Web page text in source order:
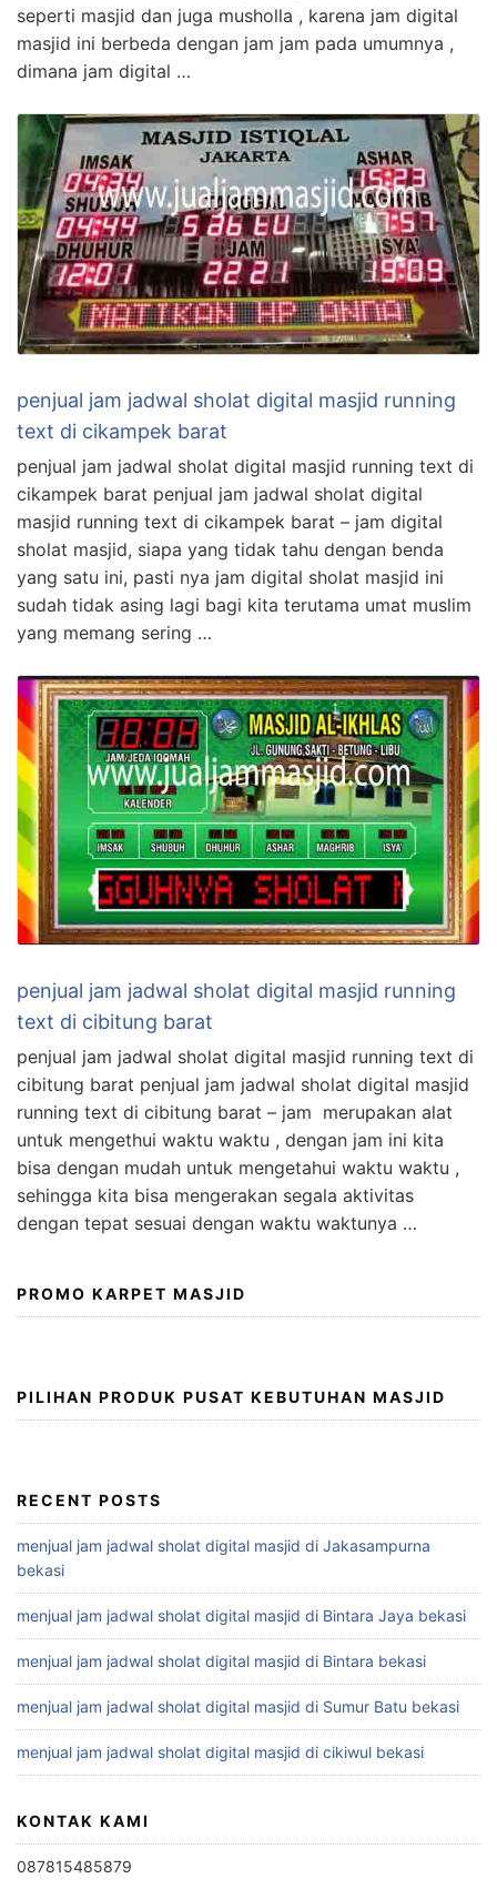
seperti masjid dan juga musholla , karena jam digital
masjid ini berbeda dengan jam jam pada umumnya ,
dimana jam digital …
penjual jam jadwal sholat digital masjid running
text di cikampek barat
penjual jam jadwal sholat digital masjid running text di
cikampek barat penjual jam jadwal sholat digital
masjid running text di cikampek barat – jam digital
sholat masjid, siapa yang tidak tahu dengan benda
yang satu ini, pasti nya jam digital sholat masjid ini
sudah tidak asing lagi bagi kita terutama umat muslim
yang memang sering …
penjual jam jadwal sholat digital masjid running
text di cibitung barat
penjual jam jadwal sholat digital masjid running text di
cibitung barat penjual jam jadwal sholat digital masjid
running text di cibitung barat – jam merupakan alat
untuk mengethui waktu waktu , dengan jam ini kita
bisa dengan mudah untuk mengetahui waktu waktu ,
sehingga kita bisa mengerakan segala aktivitas
dengan tepat sesuai dengan waktu waktunya …
PROMO KARPET MASJID
PILIHAN PRODUK PUSAT KEBUTUHAN MASJID
RECENT POSTS
menjual jam jadwal sholat digital masjid di Jakasampurna
bekasi
menjual jam jadwal sholat digital masjid di Bintara Jaya bekasi
menjual jam jadwal sholat digital masjid di Bintara bekasi
menjual jam jadwal sholat digital masjid di Sumur Batu bekasi
menjual jam jadwal sholat digital masjid di cikiwul bekasi
KONTAK KAMI
087815485879